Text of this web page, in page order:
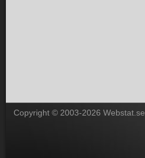
Copyright © 2003-2026 Webstat.se